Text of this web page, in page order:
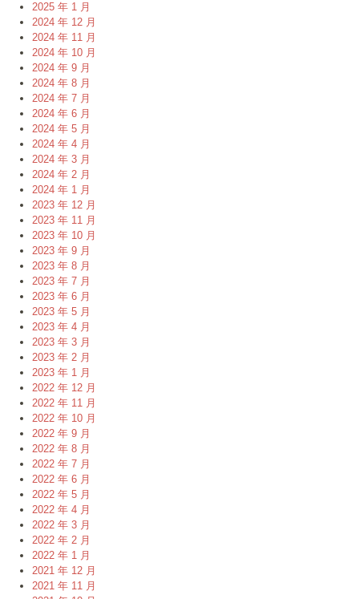
2025 年 1 月
2024 年 12 月
2024 年 11 月
2024 年 10 月
2024 年 9 月
2024 年 8 月
2024 年 7 月
2024 年 6 月
2024 年 5 月
2024 年 4 月
2024 年 3 月
2024 年 2 月
2024 年 1 月
2023 年 12 月
2023 年 11 月
2023 年 10 月
2023 年 9 月
2023 年 8 月
2023 年 7 月
2023 年 6 月
2023 年 5 月
2023 年 4 月
2023 年 3 月
2023 年 2 月
2023 年 1 月
2022 年 12 月
2022 年 11 月
2022 年 10 月
2022 年 9 月
2022 年 8 月
2022 年 7 月
2022 年 6 月
2022 年 5 月
2022 年 4 月
2022 年 3 月
2022 年 2 月
2022 年 1 月
2021 年 12 月
2021 年 11 月